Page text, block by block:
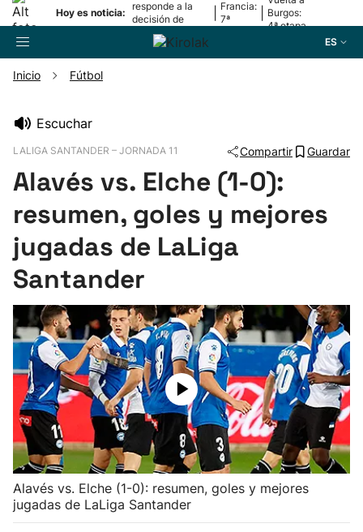
Hoy es noticia:
responde a la
decisión de
Oriamendi
Francia:
7ª
Burgos:
4ª etapa
ES
Pelota
Remo
Ciclismo
Herri-kirolak
Balonmano
Kirolak 360
Atletismo
Inicio Fútbol
Escuchar
LALIGA SANTANDER – JORNADA 11 Compartir Guardar
Alavés vs. Elche (1-0):
resumen, goles y mejores
jugadas de LaLiga
Santander
Alavés vs. Elche (1-0): resumen, goles y mejores
jugadas de LaLiga Santander